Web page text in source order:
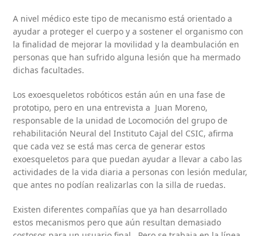
A nivel médico este tipo de mecanismo está orientado a
ayudar a proteger el cuerpo y a sostener el organismo con
la finalidad de mejorar la movilidad y la deambulación en
personas que han sufrido alguna lesión que ha mermado
dichas facultades.
Los exoesqueletos robóticos están aún en una fase de
prototipo, pero en una entrevista a Juan Moreno,
responsable de la unidad de Locomoción del grupo de
rehabilitación Neural del Instituto Cajal del CSIC, afirma
que cada vez se está mas cerca de generar estos
exoesqueletos para que puedan ayudar a llevar a cabo las
actividades de la vida diaria a personas con lesión medular,
que antes no podían realizarlas con la silla de ruedas.
Existen diferentes compañías que ya han desarrollado
estos mecanismos pero que aún resultan demasiado